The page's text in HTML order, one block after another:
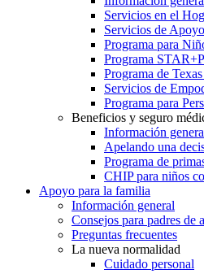
Servicios en el
Servicios de
Programa para
Programa
Programa de
Servicios de
Programa para
Beneficios y seguro
Información
Apelando una
Programa de
CHIP para niños
Apoyo para la familia
Información general
Consejos para padres de
Preguntas frecuentes
La nueva normalidad
Cuidado personal